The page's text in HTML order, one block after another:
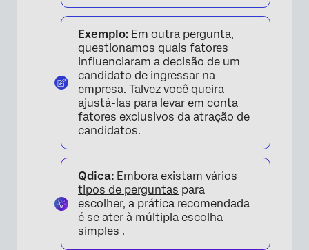
Exemplo: Em outra pergunta,
questionamos quais fatores
influenciaram a decisão de um
candidato de ingressar na
empresa. Talvez você queira
ajustá-las para levar em conta
fatores exclusivos da atração de
candidatos.
Qdica: Embora existam vários
tipos de perguntas para
escolher, a prática recomendada
é se ater à múltipla escolha
simples .